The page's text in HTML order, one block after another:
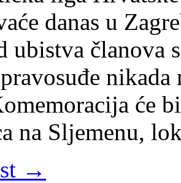
danas u
ubistva članova
će
na Sljemenu,
→